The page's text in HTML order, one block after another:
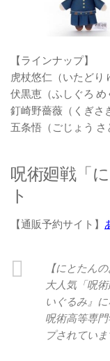
【ラインナップ】
虎杖悠仁（いたどり
伏黒恵（ふしぐろ め
釘崎野薔薇（くぎさ
五条悟（ごじょう さ
呪術廻戦「
ト
【通販予約サイト】
【にとたん
大人気「呪
いぐるみ』
呪術高等専
プされてい